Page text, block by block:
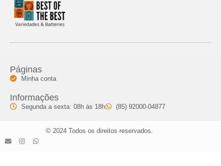
Páginas
Minha conta
Informações
Segunda a sexta: 08h ás 18h (85) 92000-04877
© 2024 Todos os direitos reservados.